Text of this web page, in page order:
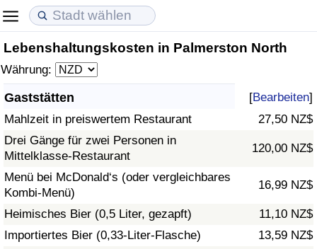
Lebenshaltungskosten in Palmerston North
Währung:
Gaststätten [Bearbeiten]
Mahlzeit in preiswertem Restaurant
27,50 NZ$
Drei Gänge für zwei Personen in
Mittelklasse-Restaurant
120,00 NZ$
Menü bei McDonald‘s (oder vergleichbares
Kombi-Menü)
16,99 NZ$
Heimisches Bier (0,5 Liter, gezapft)
11,10 NZ$
Importiertes Bier (0,33-Liter-Flasche)
13,59 NZ$
Lebenshaltungskosten
Lebenshaltungskosten-Index (aktuell)
Lebenshaltungskosten-Index
Lebenshaltungskosten-Index nach Land
in Akaba
Immobilienpreise
Immobilienpreis-Index (aktuell)
Immobilienpreis-Index
Immobilienpreis-Index nach Land
Lebensqualität
Lebensqualität-Index
Lebensqualität-Index (aktuell)
Lebensqualitätsindex nach Land
Kriminalität
Kriminalitäts-Index (aktuell)